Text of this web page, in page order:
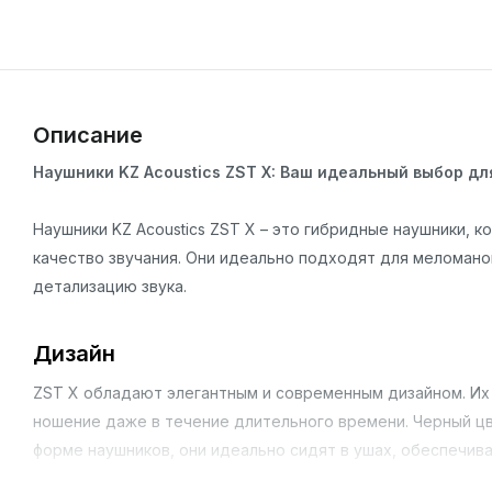
Описание
Наушники KZ Acoustics ZST X: Ваш идеальный выбор
Наушники KZ Acoustics ZST X – это гибридные
качество звучания. Они идеально подходят для
детализацию звука.
Дизайн
ZST X обладают элегантным и современным дизайном.
ношение даже в течение длительного времени. Черный
форме наушников, они идеально сидят в ушах,